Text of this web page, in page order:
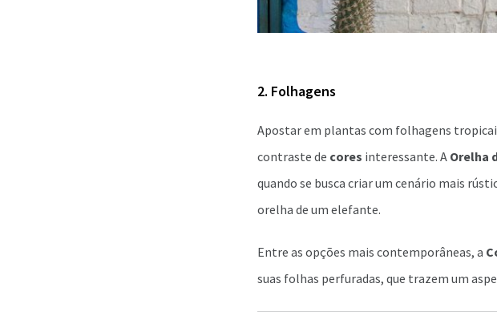
2. Folhagens
Apostar em plantas com folhagens
contraste de cores interessante. A Orelha
quando se busca criar um cenário mais
orelha de um elefante.
Entre as opções mais contemporâneas, a
suas folhas perfuradas, que trazem um